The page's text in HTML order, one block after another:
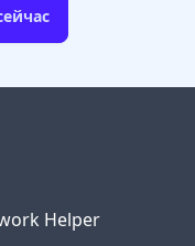
Helper